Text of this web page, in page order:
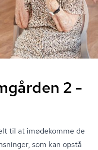
2 -
til at imødekomme de
som kan opstå